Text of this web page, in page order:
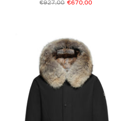
€927,00 €670,00